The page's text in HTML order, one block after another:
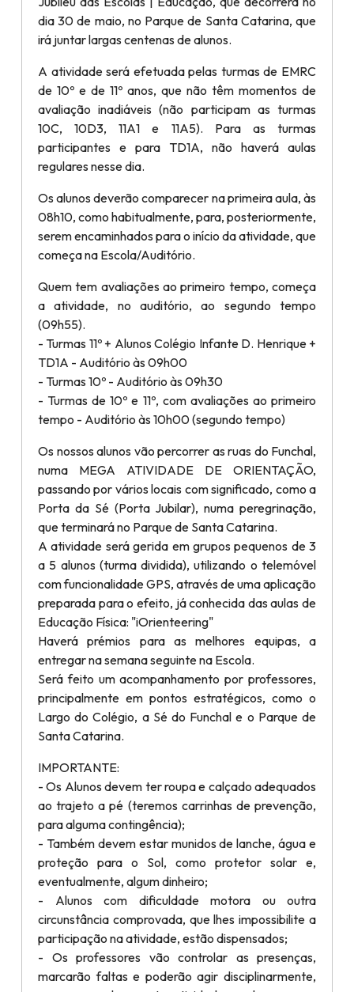
dia 30 de maio, no Parque de Santa Catarina, que
irá juntar largas centenas de alunos.
A atividade será efetuada pelas turmas de EMRC
de 10º e de 11º anos, que não têm momentos de
avaliação inadiáveis (não participam as turmas
10C, 10D3, 11A1 e 11A5). Para as turmas
participantes e para TD1A, não haverá aulas
regulares nesse dia.
Os alunos deverão comparecer na primeira aula, às
08h10, como habitualmente, para, posteriormente,
serem encaminhados para o início da atividade, que
começa na Escola/Auditório.
Quem tem avaliações ao primeiro tempo, começa
a atividade, no auditório, ao segundo tempo
(09h55).
- Turmas 11º + Alunos Colégio Infante D. Henrique +
TD1A - Auditório às 09h00
- Turmas 10º - Auditório às 09h30
- Turmas de 10º e 11º, com avaliações ao primeiro
tempo - Auditório às 10h00 (segundo tempo)
Os nossos alunos vão percorrer as ruas do Funchal,
numa MEGA ATIVIDADE DE ORIENTAÇÃO,
passando por vários locais com significado, como a
Porta da Sé (Porta Jubilar), numa peregrinação,
que terminará no Parque de Santa Catarina.
A atividade será gerida em grupos pequenos de 3
a 5 alunos (turma dividida), utilizando o telemóvel
com funcionalidade GPS, através de uma aplicação
preparada para o efeito, já conhecida das aulas de
Educação Física: "iOrienteering"
Haverá prémios para as melhores equipas, a
entregar na semana seguinte na Escola.
Será feito um acompanhamento por professores,
principalmente em pontos estratégicos, como o
Largo do Colégio, a Sé do Funchal e o Parque de
Santa Catarina.
IMPORTANTE:
- Os Alunos devem ter roupa e calçado adequados
ao trajeto a pé (teremos carrinhas de prevenção,
para alguma contingência);
- Também devem estar munidos de lanche, água e
proteção para o Sol, como protetor solar e,
eventualmente, algum dinheiro;
- Alunos com dificuldade motora ou outra
circunstância comprovada, que lhes impossibilite a
participação na atividade, estão dispensados;
- Os professores vão controlar as presenças,
marcarão faltas e poderão agir disciplinarmente,